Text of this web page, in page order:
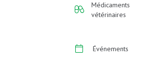
Médicaments
vétérinaires
Événements